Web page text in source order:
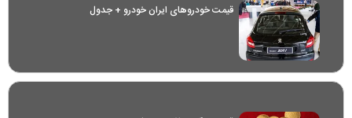
قیمت خودرو‌های ایران خودرو + جدول